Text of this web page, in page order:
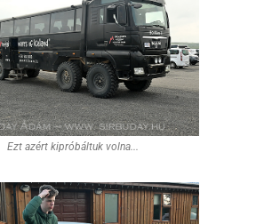
Ezt azért kipróbáltuk volna...